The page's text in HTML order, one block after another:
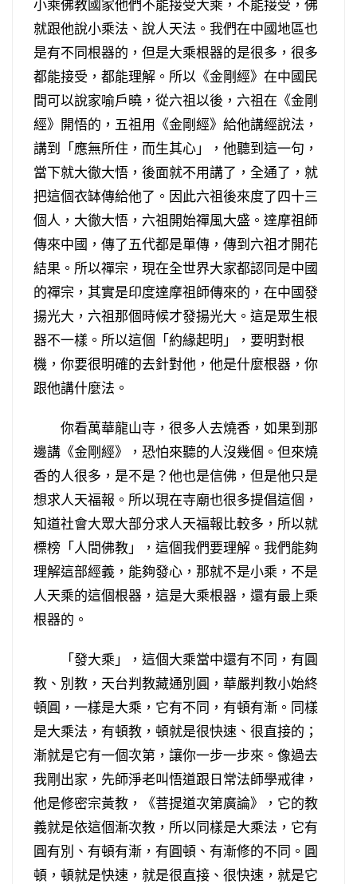
小乘佛教國家他們不能接受大乘，不能接受，佛
就跟他說小乘法、說人天法。我們在中國地區也
是有不同根器的，但是大乘根器的是很多，很多
都能接受，都能理解。所以《金剛經》在中國民
間可以說家喻戶曉，從六祖以後，六祖在《金剛
經》開悟的，五祖用《金剛經》給他講經說法，
講到「應無所住，而生其心」，他聽到這一句，
當下就大徹大悟，後面就不用講了，全通了，就
把這個衣缽傳給他了。因此六祖後來度了四十三
個人，大徹大悟，六祖開始禪風大盛。達摩祖師
傳來中國，傳了五代都是單傳，傳到六祖才開花
結果。所以禪宗，現在全世界大家都認同是中國
的禪宗，其實是印度達摩祖師傳來的，在中國發
揚光大，六祖那個時候才發揚光大。這是眾生根
器不一樣。所以這個「約緣起明」，要明對根
機，你要很明確的去針對他，他是什麼根器，你
跟他講什麼法。
你看萬華龍山寺，很多人去燒香，如果到那
邊講《金剛經》，恐怕來聽的人沒幾個。但來燒
香的人很多，是不是？他也是信佛，但是他只是
想求人天福報。所以現在寺廟也很多提倡這個，
知道社會大眾大部分求人天福報比較多，所以就
標榜「人間佛教」，這個我們要理解。我們能夠
理解這部經義，能夠發心，那就不是小乘，不是
人天乘的這個根器，這是大乘根器，還有最上乘
根器的。
「發大乘」，這個大乘當中還有不同，有圓
教、別教，天台判教藏通別圓，華嚴判教小始終
頓圓，一樣是大乘，它有不同，有頓有漸。同樣
是大乘法，有頓教，頓就是很快速、很直接的；
漸就是它有一個次第，讓你一步一步來。像過去
我剛出家，先師淨老叫悟道跟日常法師學戒律，
他是修密宗黃教，《菩提道次第廣論》，它的教
義就是依這個漸次教，所以同樣是大乘法，它有
圓有別、有頓有漸，有圓頓、有漸修的不同。圓
頓，頓就是快速，就是很直接、很快速，就是它